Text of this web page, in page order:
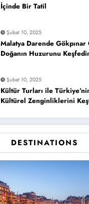
İçinde Bir Tatil
Şubat 10, 2025
Malatya Darende
Doğanın Huzurunu
Şubat 10, 2025
Kültür Turları ile
Kültürel Zenginliklerini
DESTINATIONS